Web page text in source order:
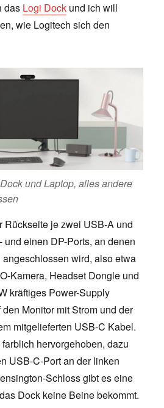
das Logi Dock und ich will
wie Logitech sich den
und Laptop, alles andere
Rückseite je zwei USB-A und
und einen DP-Ports, an denen
wird, also etwa
Kamera, Headset Dongle und
kräftiges Power-Supply
Monitor mit Strom und der
mitgelieferten USB-C Kabel.
hervorgehoben, dazu
USB-C-Port an der linken
Schloss gibt es eine
Dock keine Beine bekommt.